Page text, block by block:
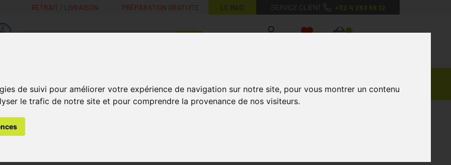
de suivi pour améliorer votre expérience de navigation sur notre site, pour vous montrer un contenu
le trafic de notre site et pour comprendre la provenance de nos visiteurs.
RETRAIT / LIVRAISON PRÉPARATION GRATUITE LE MAG’ SERVICE CLIENT +32 4 263 56 12
MaPharmacie.be ma santé, mes conseils, mes prix
0
Minceur
Vitamines
Grossesse
naturelles
Privées